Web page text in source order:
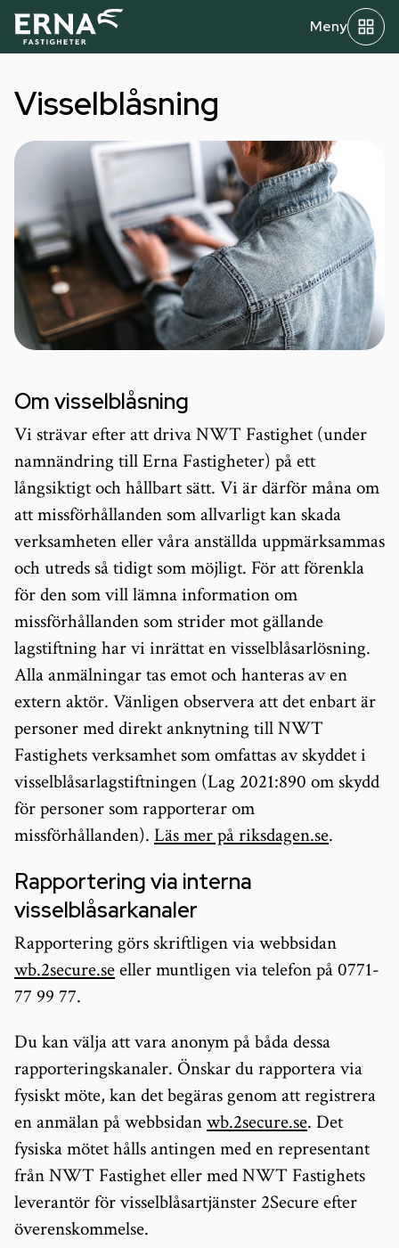
Meny
Visselblåsning
Om visselblåsning
Vi strävar efter att driva NWT Fastighet (under
namnändring till Erna Fastigheter) på ett
långsiktigt och hållbart sätt. Vi är därför måna om
att missförhållanden som allvarligt kan skada
verksamheten eller våra anställda uppmärksammas
och utreds så tidigt som möjligt. För att förenkla
för den som vill lämna information om
missförhållanden som strider mot gällande
lagstiftning har vi inrättat en visselblåsarlösning.
Alla anmälningar tas emot och hanteras av en
extern aktör. Vänligen observera att det enbart är
personer med direkt anknytning till NWT
Fastighets verksamhet som omfattas av skyddet i
visselblåsarlagstiftningen (Lag 2021:890 om skydd
för personer som rapporterar om
missförhållanden). Läs mer på riksdagen.se.
Rapportering via interna
visselblåsarkanaler
Rapportering görs skriftligen via webbsidan
wb.2secure.seeller muntligen via telefon på 0771-
77 99 77.
Du kan välja att vara anonym på båda dessa
rapporteringskanaler. Önskar du rapportera via
fysiskt möte, kan det begäras genom att registrera
en anmälan på webbsidanwb.2secure.se. Det
fysiska mötet hålls antingen med en representant
från NWT Fastighet eller med NWT Fastighets
leverantör för visselblåsartjänster 2Secure efter
överenskommelse.